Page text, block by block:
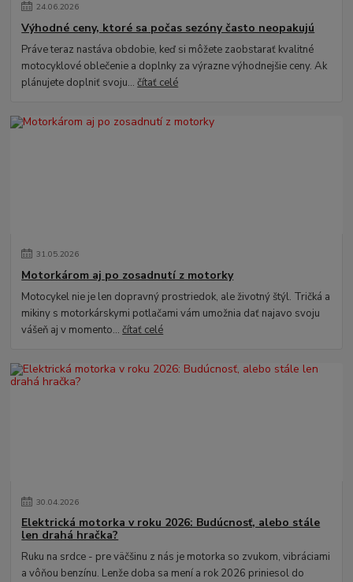
24.06.2026
Výhodné ceny, ktoré sa počas sezóny často neopakujú
Práve teraz nastáva obdobie, keď si môžete zaobstarať kvalitné
motocyklové oblečenie a doplnky za výrazne výhodnejšie ceny. Ak
plánujete doplniť svoju...čítať celé
31.05.2026
Motorkárom aj po zosadnutí z motorky
Motocykel nie je len dopravný prostriedok, ale životný štýl. Tričká a
mikiny s motorkárskymi potlačami vám umožnia dať najavo svoju
vášeň aj v momento...čítať celé
30.04.2026
Elektrická motorka v roku 2026: Budúcnosť, alebo stále
len drahá hračka?
Ruku na srdce - pre väčšinu z nás je motorka so zvukom, vibráciami
a vôňou benzínu. Lenže doba sa mení a rok 2026 priniesol do